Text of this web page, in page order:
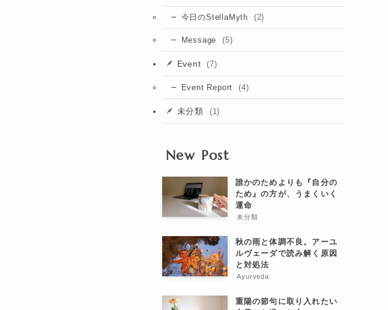
今日のStellaMyth (2)
Message (5)
Event (7)
Event Report (4)
未分類 (1)
New Post
誰かのためよりも『自分の
ため』の方が、うまくいく
運命
未分類
秋の雨と体調不良。アーユ
ルヴェーダで読み解く原因
と対処法
Ayurveda
重陽の節句に取り入れたい